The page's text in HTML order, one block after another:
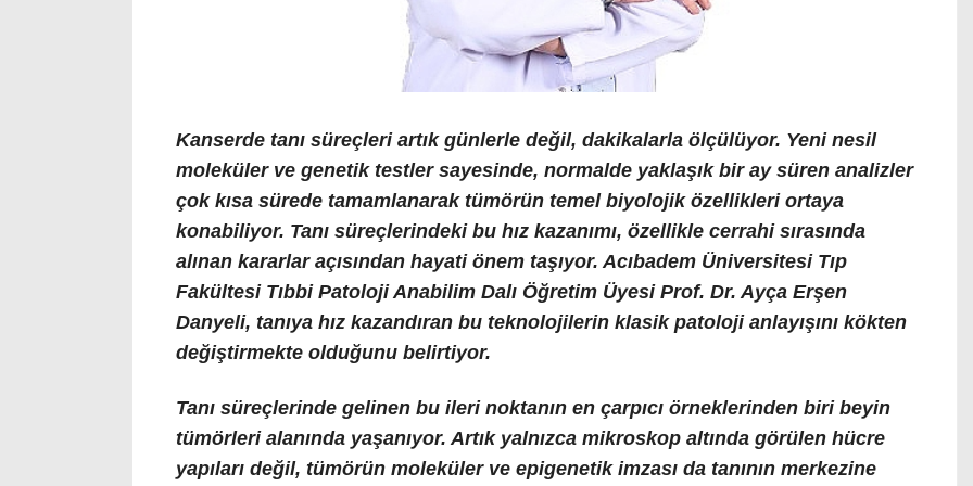
Kanserde tanı süreçleri artık günlerle değil, dakikalarla ölçülüyor. Yeni nesil
moleküler ve genetik testler sayesinde, normalde yaklaşık bir ay süren analizler
çok kısa sürede tamamlanarak tümörün temel biyolojik özellikleri ortaya
konabiliyor. Tanı süreçlerindeki bu hız kazanımı, özellikle cerrahi sırasında
alınan kararlar açısından hayati önem taşıyor. Acıbadem Üniversitesi Tıp
Fakültesi Tıbbi Patoloji Anabilim Dalı Öğretim Üyesi Prof. Dr. Ayça Erşen
Danyeli, tanıya hız kazandıran bu teknolojilerin klasik patoloji anlayışını kökten
değiştirmekte olduğunu belirtiyor.
Tanı süreçlerinde gelinen bu ileri noktanın en çarpıcı örneklerinden biri beyin
tümörleri alanında yaşanıyor. Artık yalnızca mikroskop altında görülen hücre
yapıları değil, tümörün moleküler ve epigenetik imzası da tanının merkezine